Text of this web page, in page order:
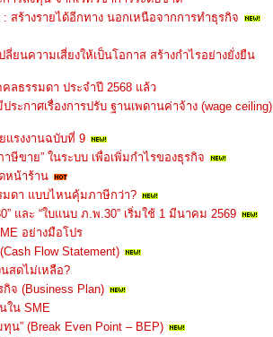
สร้างรายได้อีกทาง นอกเหนือจากการทำธุรกิจ
ยนความเสี่ยงให้เป็นโอกาส สร้างกำไรอย่างยั่งยืน
คลธรรมดา ประจำปี 2568 แล้ว
ะกาศเรื่องการปรับ ฐานเพดานค่าจ้าง (wage ceiling)
รงงานฉบับที่ 9
ษีขาย” ในระบบ เพื่อเพิ่มกำไรของธุรกิจ
หน้าร้าน
ดา แบบไหนคุ้มภาษีกว่า?
และ “ใบแนบ ภ.พ.30” เริ่มใช้ 1 มีนาคม 2569
อย่างมือโปร
Flow Statement)
สดไม่เหลือ?
จ (Business Plan)
ใน SME
น” (Break Even Point – BEP)